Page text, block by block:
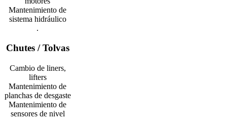
Mantenimiento de
sistema hidráulico
.
Chutes / Tolvas
Cambio de liners,
lifters
Mantenimiento de
planchas de desgaste
Mantenimiento de
sensores de nivel